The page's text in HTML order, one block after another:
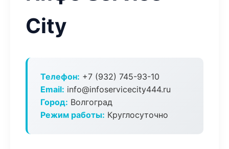
City
Телефон: +7 (932) 745-93-10
Email: info@infoservicecity444.ru
Город: Волгоград
Режим работы: Круглосуточно